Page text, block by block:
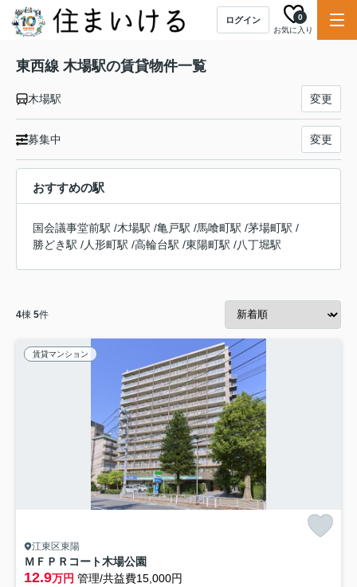
ログイン
お気に入り
0
東西線 木場駅の賃貸物件一覧
木場駅 変更
募集中 変更
おすすめの駅
国会議事堂前駅 /木場駅 /亀戸駅 /馬喰町駅 /茅場町駅 /
勝どき駅 /人形町駅 /高輪台駅 /東陽町駅 /八丁堀駅
4棟 5件
賃貸マンション
江東区東陽
ＭＦＰＲコート木場公園
12.9万円 管理/共益費15,000円